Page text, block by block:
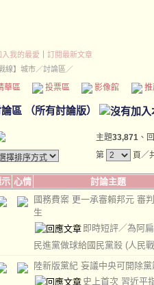
入我的最愛
訂閱最新文章
線】城市／討論區／
華區 投票區 影像館
區 （所有討論版）
主題33,871 、
第
頁
心情
討論主題
國務費案 更一承審賴邦元 審
生
即時短評／為阿
民進黨做球給國民黨殺 (人民
陸新版黨紀 妄議中央可開除黨
史上首次 習近平